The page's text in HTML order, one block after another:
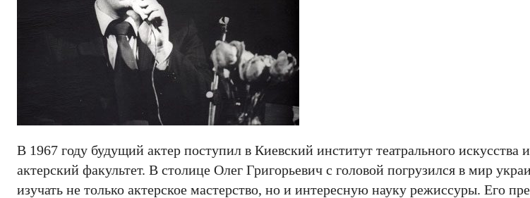
В 1967 году будущий актер поступил в Киевский институт театрального
актерский факультет. В столице Олег Григорьевич с головой погрузился в мир
изучать не только актерское мастерство, но и интересную науку режиссуры. Его